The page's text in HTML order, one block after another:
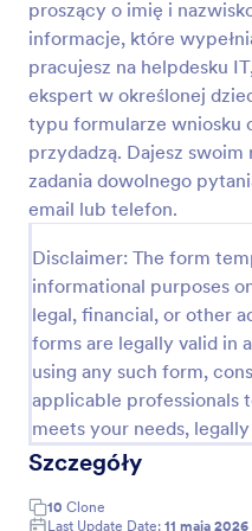
proszący o imię i
informacje, które
pracujesz na helpdesku
ekspert w określonej
typu formularze wniosku
przydadzą. Dajesz
zadania dowolnego
email lub telefon.
Disclaimer: The form
informational purposes
legal, financial, or other
forms are legally valid in
using any such form,
applicable professionals
meets your needs,
Szczegóły
10 Clone
Last Update Date: 11 maja 2026